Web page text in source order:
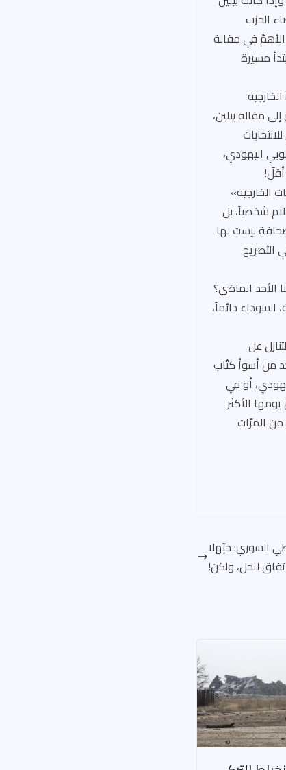
الحزب
الأهمّ في مقالة
مسيرة
الخارجية
مقالة بيلين،
اليهودي،
الخارجية»
شخصياً، بل
ليست لها
التصريح
الأحد الماضي؟
المهزلة، السوداء دائماً،
عن
من أسوأ كتّاب
أو في
الأكثر
من المرّات
السوري: حيّهلا
للحل، ولكن!